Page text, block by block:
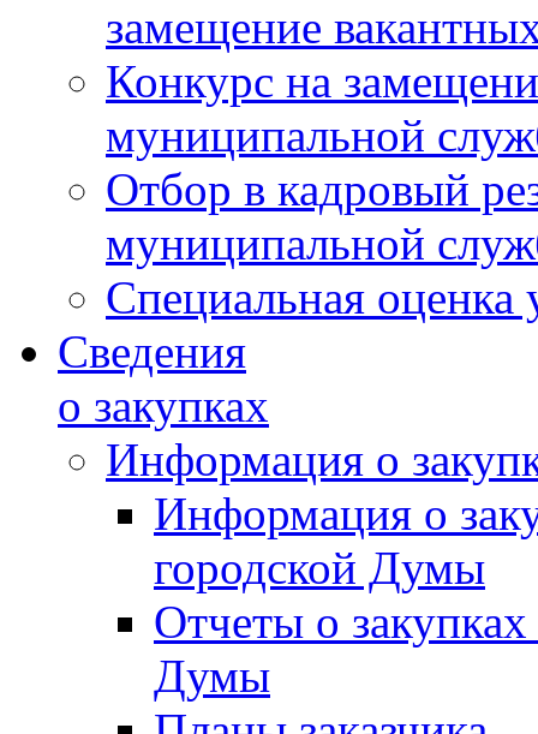
замещение
Конкурс на
муниципальной
Отбор в кадровый
муниципальной
Специальная оценка
Сведения
о закупках
Информация о
Информация о
городской Думы
Отчеты о
Думы